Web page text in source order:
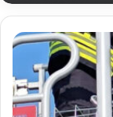
K
t
z
e